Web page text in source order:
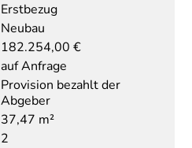
Erstbezug
Neubau
182.254,00 €
auf Anfrage
Provision bezahlt der
Abgeber
37,47 m²
2